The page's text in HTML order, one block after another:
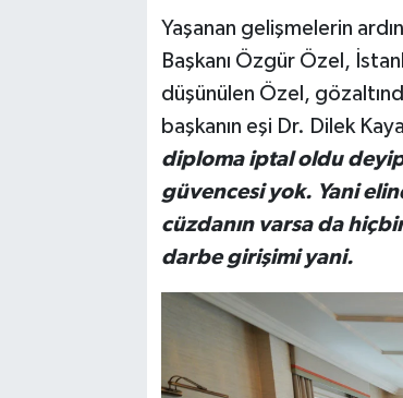
Yaşanan gelişmelerin
Başkanı Özgür Özel,
düşünülen Özel,
başkanın eşi Dr. Dilek
diploma iptal oldu
güvencesi yok. Yani
cüzdanın varsa da
darbe girişimi yani.